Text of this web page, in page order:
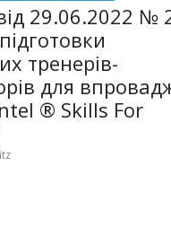
29.06.2022 №
тренерів-
для
® Skills For